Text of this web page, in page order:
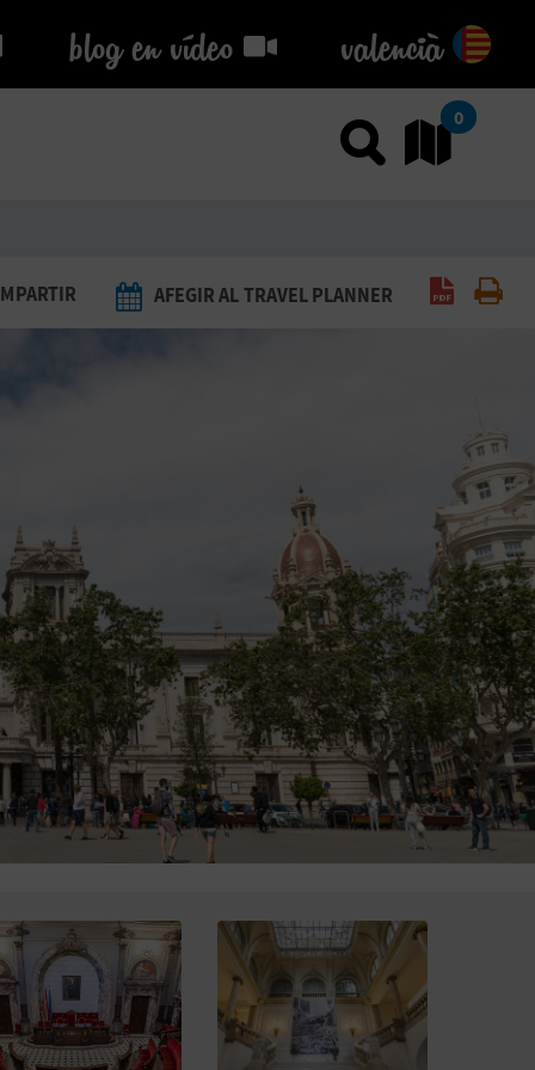
blog en vídeo
blog en vídeo valencià
Usar el
0
AFEGIR AL TRAVEL PLANNER Generar